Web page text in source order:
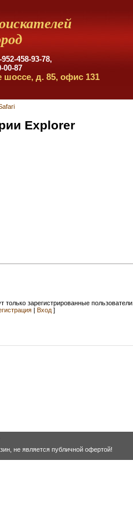
952-458-93-78,
00-87
шоссе, д. 85, офис 131
Explorer
только зарегистрированные пользователи.
| Вход ]
не является публичной офертой!